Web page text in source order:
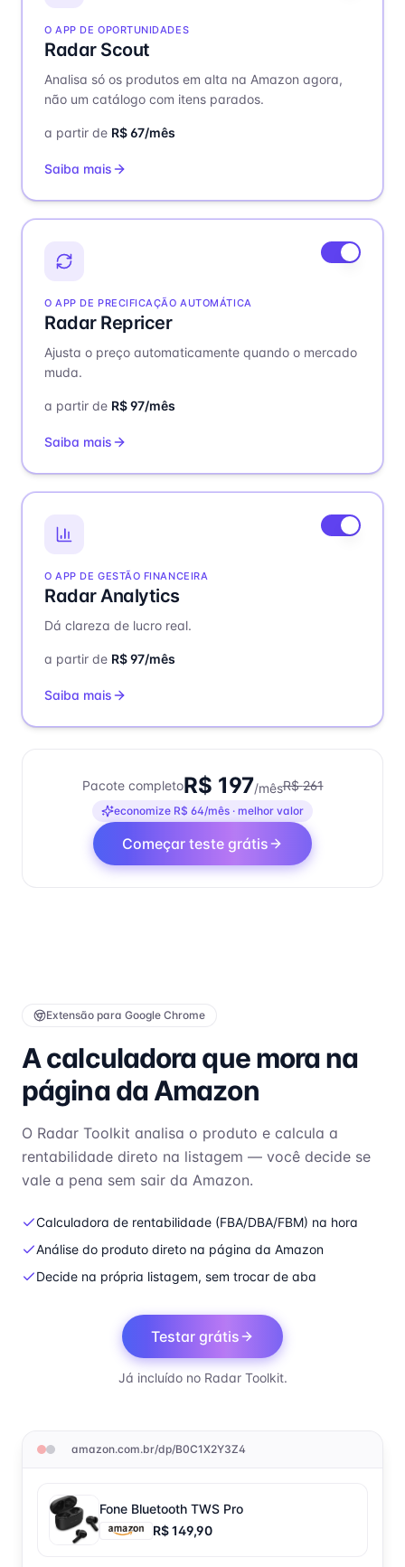
O APP DE OPORTUNIDADES
Radar Scout
Analisa só os produtos em alta na Amazon agora,
não um catálogo com itens parados.
a partir de R$67/mês
Saiba mais
O APP DE PRECIFICAÇÃO AUTOMÁTICA
Radar Repricer
Ajusta o preço automaticamente quando o mercado
muda.
a partir de R$97/mês
Saiba mais
O APP DE GESTÃO FINANCEIRA
Radar Analytics
Dá clareza de lucro real.
a partir de R$97/mês
Saiba mais
Pacote completoR$ 197/mêsR$261
economize R$ 64/mês · melhor valor
Começar teste grátis
Extensão para Google Chrome
A calculadora que mora na
página da Amazon
O Radar Toolkit analisa o produto e calcula a
rentabilidade direto na listagem — você decide se
vale a pena sem sair da Amazon.
Calculadora de rentabilidade (FBA/DBA/FBM) na hora
Análise do produto direto na página da Amazon
Decide na própria listagem, sem trocar de aba
Testar grátis
Já incluído no Radar Toolkit.
amazon.com.br/dp/B0C1X2Y3Z4
Fone Bluetooth TWS Pro
R$ 149,90